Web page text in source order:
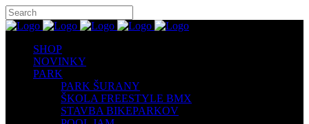
SHOP
NOVINKY
PARK
PARK ŠURANY
ŠKOLA FREESTYLE BMX
STAVBA BIKEPARKOV